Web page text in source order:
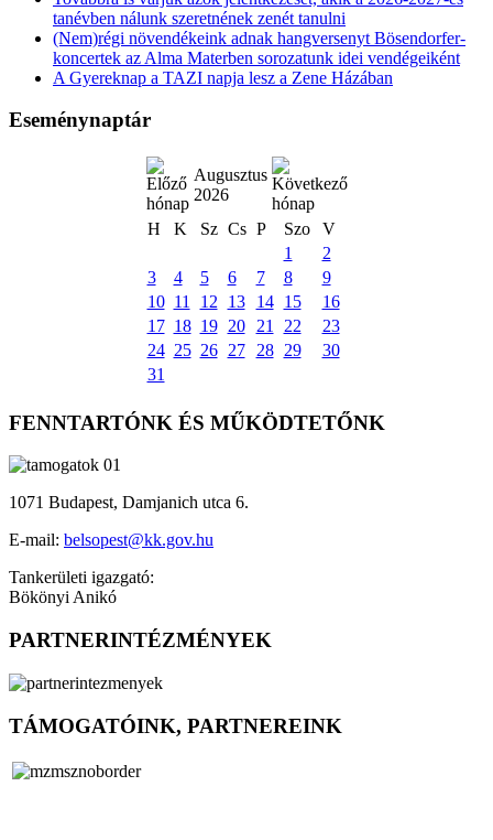
tanévben nálunk szeretnének zenét tanulni
(Nem)régi növendékeink adnak hangversenyt Bösendorfer-
koncertek az Alma Materben sorozatunk idei vendégeiként
A Gyereknap a TAZI napja lesz a Zene Házában
Eseménynaptár
Augusztus
2026
H
K Sz Cs P Szo
V
1
2
3
4 5 6 7 8
9
10 11 12 13 14 15
16
17 18 19 20 21 22
23
24 25 26 27 28 29
30
31
FENNTARTÓNK ÉS MŰKÖDTETŐNK
1071 Budapest, Damjanich utca 6.
E-mail: belsopest@kk.gov.hu
Tankerületi igazgató:
Bökönyi Anikó
PARTNERINTÉZMÉNYEK
TÁMOGATÓINK, PARTNEREINK